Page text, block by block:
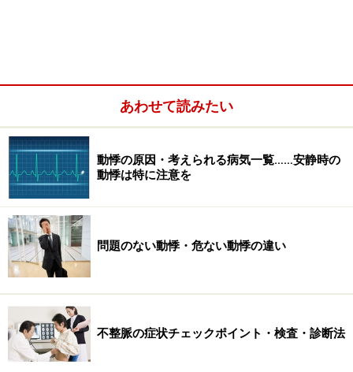
されたためと聞いております。ガイドの私見ですが、生
きること自体、あるいは生きることを望むことが素晴ら
しいと思います。もちろん生きて有意義な時間を過ご
す、あるいは楽しむなどができればさらに素晴らしいと
思います。
また宮さまは天皇陛下の叔父さまにあたられ、多くの国
民から親しまれておられるお方だけに、順調なご回復を
心からお祈りするものです。
さて僧帽弁閉鎖不全症とはどういう病気なのでしょう
あわせて読みたい
動悸の原因・考えられる病気一覧……安静時の
動悸は特に注意を
問題のない動悸・危ない動悸の違い
不整脈の症状チェックポイント・検査・診断法